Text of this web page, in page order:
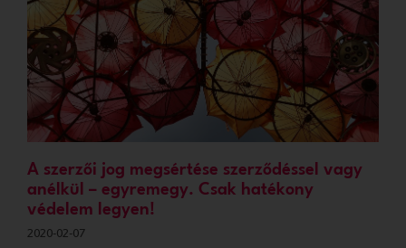
A szerzői jog megsértése szerződéssel vagy
anélkül – egyremegy. Csak hatékony
védelem legyen!
2020-02-07